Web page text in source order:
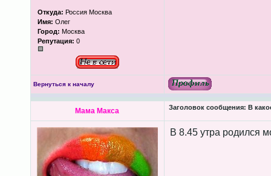
Откуда: Россия Москва
Имя: Олег
Город: Москва
Репутация: 0
Вернуться к началу
Мама Макса Заголовок сообщения: В
В 8.45 утра родился